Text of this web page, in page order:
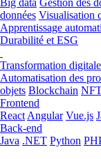
Big data Gestion des
données Visualisation
Apprentissage
Durabilité et ESG
Transformation digitale
Automatisation des
objets Blockchain
Frontend
React Angular Vue.js
Back-end
Java .NET Python